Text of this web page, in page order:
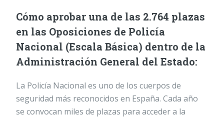
Cómo aprobar una de las 2.764 plazas
en las Oposiciones de Policía
Nacional (Escala Básica) dentro de la
Administración General del Estado:
La Policía Nacional es uno de los cuerpos de
seguridad más reconocidos en España. Cada año
se convocan miles de plazas para acceder a la